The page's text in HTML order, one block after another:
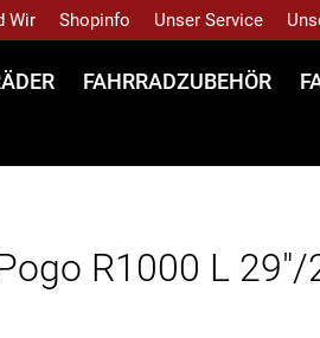
Wir Shopinfo Unser Service
FAHRRADZUBEHÖR
R1000 L